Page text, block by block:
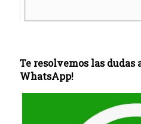
Te resolvemos las
WhatsApp!